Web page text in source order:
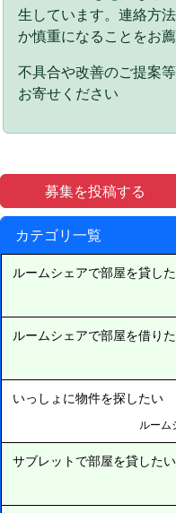
募集を投稿する
カテゴリ一覧
ルームシェアで部屋を貸し
ルームシェアで部屋を借り
いっしょに物件を探したい
ルーム
サブレットで部屋を貸したい
生しています。連絡方
か慎重になることをお薦
不具合や改善のご提案
お寄せください